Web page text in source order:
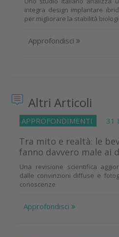
integra design implantare
per migliorare la stabilità
Approfondisci
Altri Articoli
APPROFONDIMENTI 31
Tra mito e realtà: le
fanno davvero male ai
Una revisione scientifica
dalle convinzioni diffuse e
conoscenze
Approfondisci